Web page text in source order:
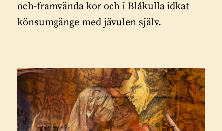
och-framvända kor och i Blåkulla idkat
könsumgänge med jävulen själv.